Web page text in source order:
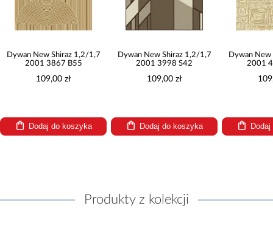
Dywan New Shiraz 1,2/1,7
2001 3867 B55
109,00 zł
Dodaj do koszyka
Dywan New Shiraz 1,2/1,7
2001 3998 S42
109,00 zł
Dodaj do koszyka
Dywan
2001
Produkty z kolekcji